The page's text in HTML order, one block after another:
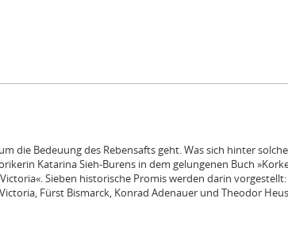
die Bedeuung des Rebensafts geht. Was sich hinter
Katarina Sieh-Burens in dem gelungenen Buch
Sieben historische Promis werden darin
Fürst Bismarck, Konrad Adenauer und Theodor